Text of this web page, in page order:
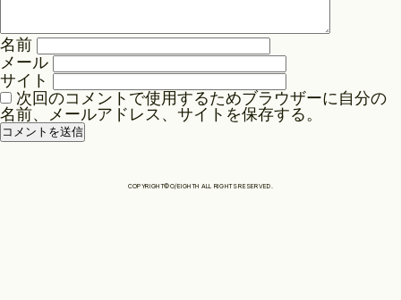
Contact
Store
ョ
ン
名前
メール
サイト
次回のコメントで使用するためブラウザーに自分の
名前、メールアドレス、サイトを保存する。
COPYRIGHT©O/EIGHTH ALL RIGHTS RESERVED.